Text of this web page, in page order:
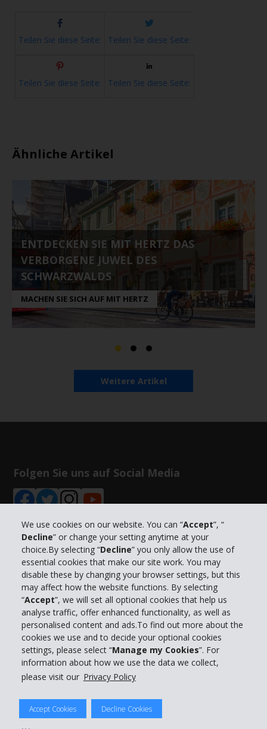
We use cookies on our website. You can “Accept”, “
Decline” or change your setting anytime at your
choice.By selecting “Decline” you only allow the use of
essential cookies that make our site work. You may
disable these by changing your browser settings, but this
may affect how the website functions. By selecting
“Accept”, we will set all optional cookies that help us
analyse traffic, offer enhanced functionality, as well as
personalised content and ads.To find out more about the
cookies we use and to decide your optional cookies
settings, please select “Manage my Cookies”. For
information about how we use the data we collect,
please visit our Privacy Policy
Accept Cookies Decline Cookies
Teilen Sie diese Seite: Teilen Sie diese Seite:
Teilen Sie diese Seite: Teilen Sie diese Seite:
Ähnliche Artikel
ENTDECKEN SIE MIT HERTZ DAS
VERBORGENE JUWEL DES
SCHWARZWALDS
MACHEN SIE SICH AUF MIT HERTZ
Weitere Artikel
Folgen Sie uns auf Social Media
Unternehmensinformation
Partner
Kundenservice
Mieten bei Hertz
© 2026 The Hertz System, Inc.
Datenschutzrichtlinie